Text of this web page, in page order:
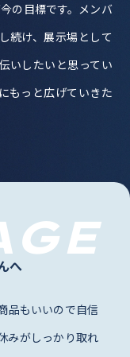
の目標です。メンバ
続け、展示場として
いしたいと思ってい
もっと広げていきた
へ
品もいいので自信
みがしっかり取れ